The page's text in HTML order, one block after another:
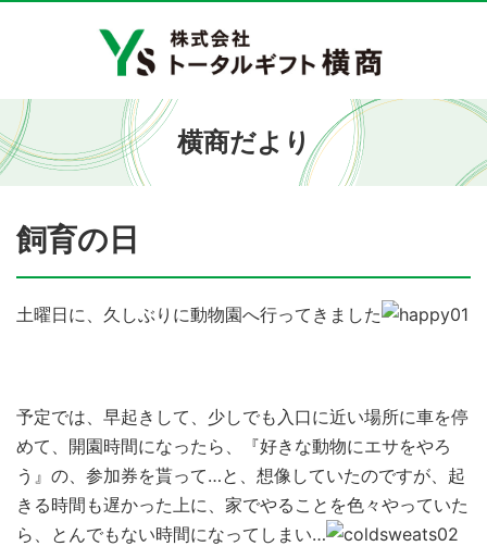
横商だより
飼育の日
土曜日に、久しぶりに動物園へ行ってきました
予定では、早起きして、少しでも入口に近い場所に車を停
めて、開園時間になったら、『好きな動物にエサをやろ
う』の、参加券を貰って…と、想像していたのですが、起
きる時間も遅かった上に、家でやることを色々やっていた
ら、とんでもない時間になってしまい…